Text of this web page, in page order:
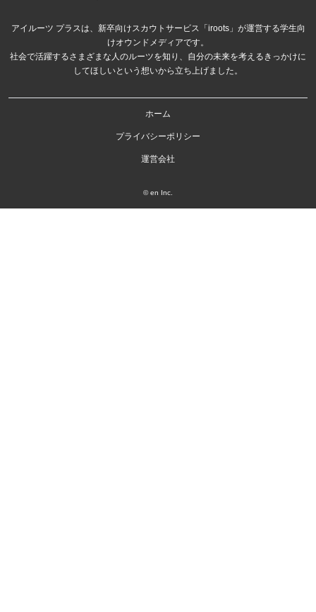
アイルーツ プラスは、新卒向けスカウトサービス「iroots」が運営する学生向
けオウンドメディアです。
社会で活躍するさまざまな人のルーツを知り、自分の未来を考えるきっかけに
してほしいという想いから立ち上げました。
ホーム
プライバシーポリシー
運営会社
© en Inc.